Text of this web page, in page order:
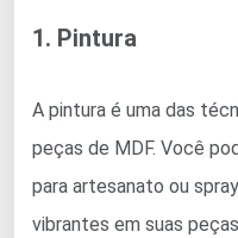
1. Pintura
A pintura é uma das
peças de MDF. Você
para artesanato ou
vibrantes em suas